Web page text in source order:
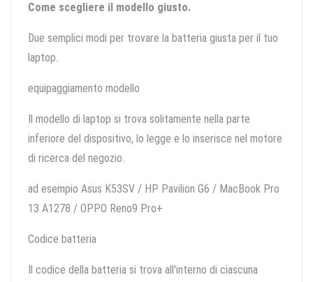
Come scegliere il modello giusto.
Due semplici modi per trovare la batteria giusta per il tuo
laptop.
equipaggiamento modello
Il modello di laptop si trova solitamente nella parte
inferiore del dispositivo, lo legge e lo inserisce nel motore
di ricerca del negozio.
ad esempio Asus K53SV / HP Pavilion G6 / MacBook Pro
13 A1278 / OPPO Reno9 Pro+
Codice batteria
Il codice della batteria si trova all'interno di ciascuna